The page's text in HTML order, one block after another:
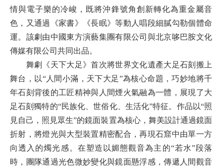
情與電子樂的冷峻，既將沖鋒號角創新轉化為重金屬音
色，又通過《家書》《長眠》等動人唱段細膩勾勒個體命
運。該劇由中國東方演藝集團有限公司與北京哆巴胺文化
傳媒有限公司共同出品。
舞劇《天下大足》首次將世界文化遺產大足石刻搬上
舞台，以“人間小滿，天下大足”為核心命題，巧妙地將千
年石刻背後的工匠精神與人間煙火氣融為一體，展現了大
足石刻獨特的“民族化、世俗化、生活化”特征。作品以“照
見自己，照見眾生”的鏡面裝置為核心，舞美設計通過鏡面
折射，將燈光與大型裝置精密配合，再現石窟中由單一方
向透入的燭光感。在塑造以媚態觀音為主的“若水”段落
時，團隊通過光色微妙變化與鏡面懸浮感，傳遞人間觀音